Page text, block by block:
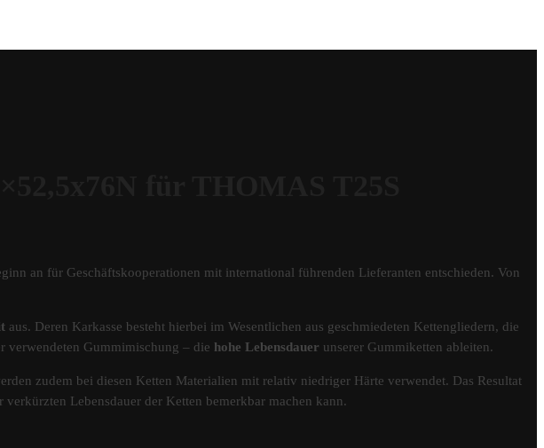
an für Geschäftskooperationen mit international führenden Lieferanten entschieden. Von
aus. Deren Karkasse besteht hierbei im Wesentlichen aus geschmiedeten Kettengliedern, die
verwendeten Gummimischung – die hohe Lebensdauer unserer Gummiketten ableiten.
zudem bei diesen Ketten Materialien mit relativ niedriger Härte verwendet. Das Resultat
Lebensdauer der Ketten bemerkbar machen kann.